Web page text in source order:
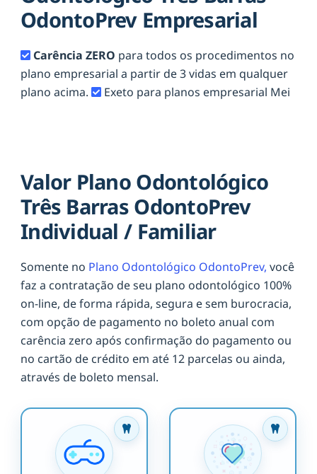
OdontoPrev Empresarial
Carência ZERO para todos os procedimentos no
plano empresarial a partir de 3 vidas em qualquer
plano acima.
Exeto para planos empresarial Mei
Valor Plano Odontológico
Três Barras OdontoPrev
Individual / Familiar
Somente no Plano Odontológico OdontoPrev, você
faz a contratação de seu plano odontológico 100%
on-line, de forma rápida, segura e sem burocracia,
com opção de pagamento no boleto anual com
carência zero após confirmação do pagamento ou
no cartão de crédito em até 12 parcelas ou ainda,
através de boleto mensal.